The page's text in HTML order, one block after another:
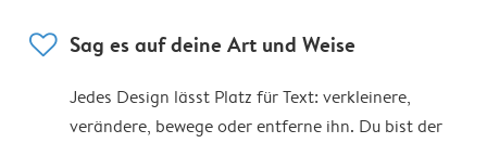
heart Sag es auf deine Art und Weise
Jedes Design lässt Platz für Text: verkleinere,
verändere, bewege oder entferne ihn. Du bist der